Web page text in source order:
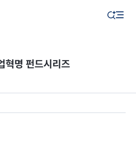
혁명 펀드시리즈